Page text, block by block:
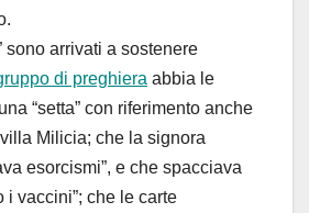
sono arrivati a sostenere
di preghiera abbia le
“setta” con riferimento anche
Milicia; che la signora
esorcismi”, e che spacciava
i vaccini”; che le carte